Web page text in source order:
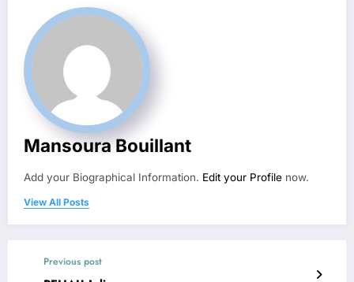
Mansoura Bouillant
Add your Biographical Information. Edit your Profile now.
View All Posts
Previous post